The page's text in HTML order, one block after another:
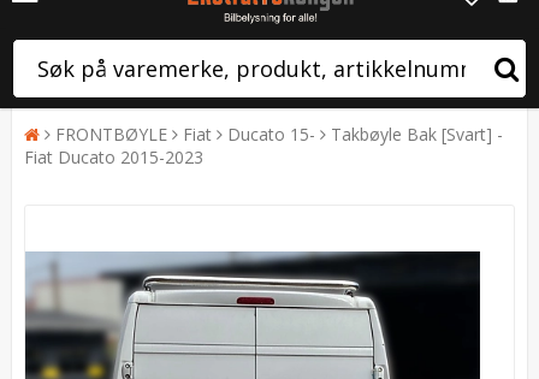
FRONTBØYLE Fiat Ducato 15-
Takbøyle Bak [Svart] -
Fiat Ducato 2015-2023